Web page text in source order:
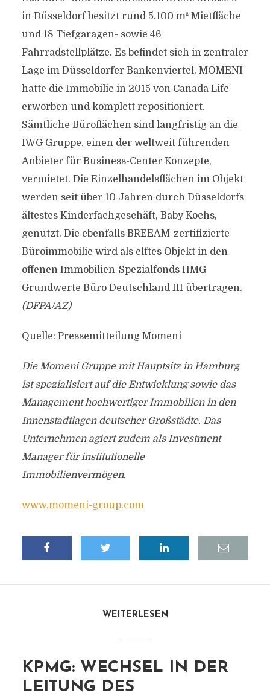
in Düsseldorf besitzt rund 5.100 m² Mietfläche
und 18 Tiefgaragen- sowie 46
Fahrradstellplätze. Es befindet sich in zentraler
Lage im Düsseldorfer Bankenviertel. MOMENI
hatte die Immobilie in 2015 von Canada Life
erworben und komplett repositioniert.
Sämtliche Büroflächen sind langfristig an die
IWG Gruppe, einen der weltweit führenden
Anbieter für Business-Center Konzepte,
vermietet. Die Einzelhandelsflächen im Objekt
werden seit über 10 Jahren durch Düsseldorfs
ältestes Kinderfachgeschäft, Baby Kochs,
genutzt. Die ebenfalls BREEAM-zertifizierte
Büroimmobilie wird als elftes Objekt in den
offenen Immobilien-Spezialfonds HMG
Grundwerte Büro Deutschland III übertragen.
(DFPA/AZ)
Quelle: Pressemitteilung Momeni
Die Momeni Gruppe mit Hauptsitz in Hamburg
ist spezialisiert auf die Entwicklung sowie das
Management hochwertiger Immobilien in den
Innenstadtlagen deutscher Großstädte. Das
Unternehmen agiert zudem als Investment
Manager für institutionelle
Immobilienvermögen.
www.momeni-group.com
WEITERLESEN
KPMG: WECHSEL IN DER
LEITUNG DES